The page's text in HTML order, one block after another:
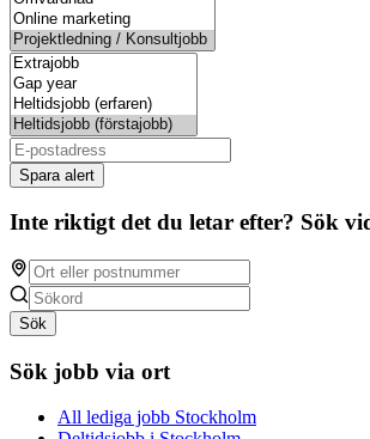
Spara alert
Inte riktigt det du letar efter? Sök
Sök
Sök jobb via ort
All lediga jobb Stockholm